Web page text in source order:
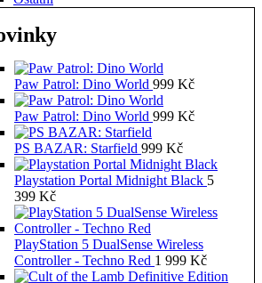
Paw Patrol: Dino World 999 Kč
Paw Patrol: Dino World 999 Kč
PS BAZAR: Starfield 999 Kč
Playstation Portal Midnight Black 5
399 Kč
PlayStation 5 DualSense Wireless
Controller - Techno Red 1 999 Kč